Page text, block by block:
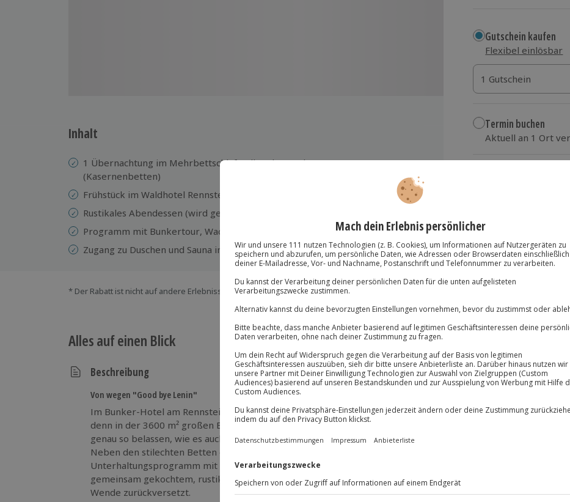
Gutschein kaufen
Flexibel einlösbar
1 Gutschein
1 Gutschein
1 Gutschein
Termin buchen
Aktuell an 1 Ort
Wähle im nächsten
Immer das richtige
Große Auswahl, volle
Große Auswahl
Volle Flexibilität
Jeder Gutschein für
Maximale
-15%* Club Deal
Direktabzug im
Inhalt
1 Übernachtung im Mehrbettschlafstollen des Bunkermuseums
(Kasernenbetten)
Frühstück im Waldhotel Rennsteighöhe
Rustikales Abendessen (wird gemeinsam gekocht)
Programm mit Bunkertour, Wachablösung und mehr
Zugang zu Duschen und Sauna im Waldhotel Rennsteighöhe
* Der Rabatt ist nicht auf andere Erlebnisse bei der Einlösung übertragbar. Details
Alles auf einen Blick
Beschreibung
Von wegen "Good bye Lenin"
Im Bunker-Hotel am Rennsteig ist die DDR noch lebendig. Kein Wunder,
denn in der 3600 m² großen Bunkeranlage aus dem Jahr 1976 wurde alles
genau so belassen, wie es auch vor der Wende war. Das schöne dabei:
Neben den stilechten Betten erwartet dich ein umfangreiches
Unterhaltungsprogramm mit Bunkerführung, Wachablösung und
gemeinsam gekochtem, rustikalem Abendessen, das dich ins Jahr der
Wende zurückversetzt.